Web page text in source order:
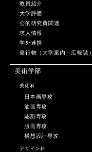
教員紹介
大学評価
公的研究費関連
求人情報
学外連携
発行物（大学案内・広報誌）
美術学部
美術科
日本画専攻
油画専攻
彫刻専攻
版画専攻
構想設計専攻
デザイン科